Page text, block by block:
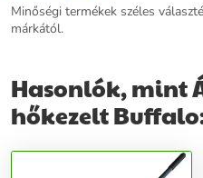
Minőségi termékek széles
márkától.
Hasonlók, mint
hőkezelt